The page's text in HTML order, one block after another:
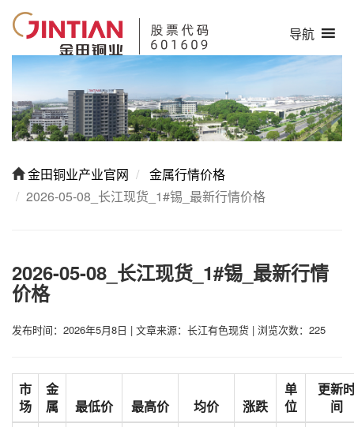
导航
金田铜业产业官网
金属行情价格
2026-05-08_长江现货_1#锡_最新行情价格
2026-05-08_长江现货_1#锡_最新行情
价格
发布时间：2026年5月8日 | 文章来源：长江有色现货 | 浏览次数：225
市
场
金
属
最低价 最高价 均价 涨跌
单
位
更新
间